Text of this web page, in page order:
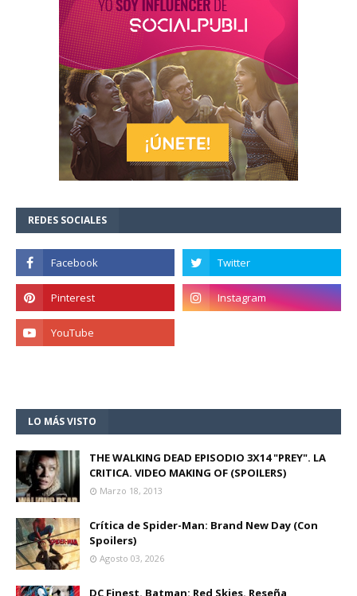
REDES SOCIALES
LO MÁS VISTO
THE WALKING DEAD EPISODIO 3X14 "PREY". LA
CRITICA. VIDEO MAKING OF (SPOILERS)
Marzo 18, 2013
Crítica de Spider-Man: Brand New Day (Con
Spoilers)
Agosto 03, 2026
DC Finest. Batman: Red Skies. Reseña